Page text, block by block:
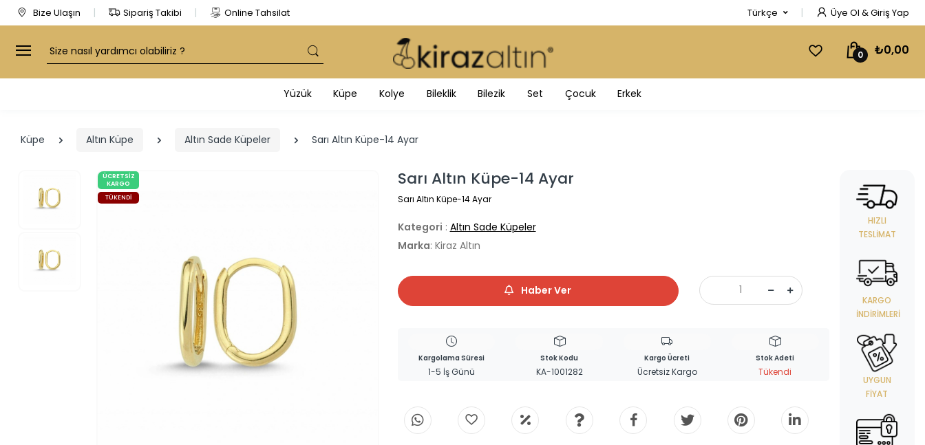
Bize Ulaşın Sipariş Takibi Online Tahsilat Türkçe Üye Ol & Giriş Yap
Arama
0 ₺0,00
Yüzük Küpe Kolye Bileklik Bilezik Set Çocuk Erkek
Küpe Altın Küpe Altın Sade Küpeler Sarı Altın Küpe-14 Ayar
ÜCRETSIZ
KARGO
TÜKENDI
Sarı Altın Küpe-14 Ayar
Sarı Altın Küpe-14 Ayar
Kategori : Altın Sade Küpeler
Marka: Kiraz Altın
Haber Ver
Kargolama Süresi
1-5 İş Günü
Stok Kodu
KA-1001282
Kargo Ücreti
Ücretsiz Kargo
Stok Adeti
Tükendi
HIZLI
TESLIMAT
KARGO
İNDIRIMLERI
UYGUN
FIYAT